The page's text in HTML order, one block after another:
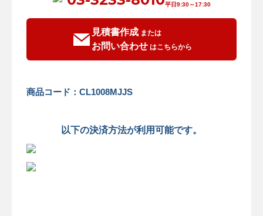
平日9:30～17:30
見積書作成または
お問い合わせはこちらから
商品コード：CL1008MJJS
以下の決済方法が利用可能です。